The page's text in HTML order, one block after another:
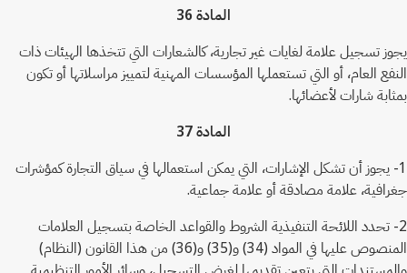
المادة 36
يجوز تسجيل علامة لغايات غير تجارية، كالشعارات التي تتخذها الهيئات ذات
النفع العام، أو التي تستعملها المؤسسات المهنية لتمييز مراسلاتها أو تكون
بمثابة شارات لأعضائها.
المادة 37
1- يجوز أن تشكل الإشارات، التي يمكن استعمالها في سياق التجارة كمؤشرات
جغرافية، علامة مصادقة أو علامة جماعية.
2- تحدد اللائحة التنفيذية الشروط والقواعد الخاصة بتسجيل العلامات
المنصوص عليها في المواد (34) و(35) و(36) من هذا القانون (النظام)